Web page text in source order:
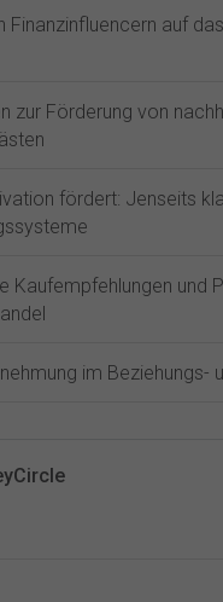
Finanzinfluencern auf
zur Förderung von
fördert: Jenseits
Kaufempfehlungen und
im Beziehungs-